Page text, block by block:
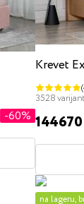
s kutijom za
-60%
Krevet
3528
na lageru,